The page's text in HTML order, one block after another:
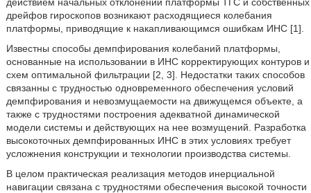
дрейфов гироскопов возникают расходящиеся колебания
платформы, приводящие к накапливающимся ошибкам ИНС [1].
Известны способы демпфирования колебаний платформы,
основанные на использовании в ИНС корректирующих контуров и
схем оптимальной фильтрации [2, 3]. Недостатки таких способов
связанны с трудностью одновременного обеспечения условий
демпфирования и невозмущаемости на движущемся объекте, а
также с трудностями построения адекватной динамической
модели системы и действующих на нее возмущений. Разработка
высокоточных демпфированных ИНС в этих условиях требует
усложнения конструкции и технологии производства системы.
В целом практическая реализация методов инерциальной
навигации связана с трудностями обеспечения высокой точности